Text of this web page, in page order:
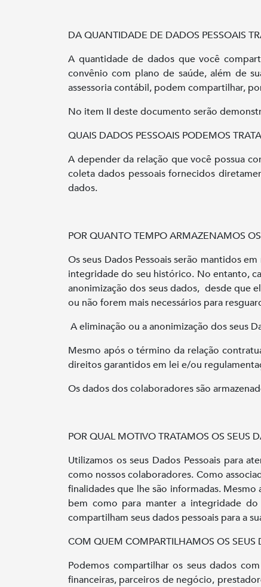
DA QUANTIDADE DE DADOS PESSOAIS
A quantidade de dados que você
convênio com plano de saúde, além de
assessoria contábil, podem compartilhar,
No item II deste documento serão
QUAIS DADOS PESSOAIS PODEMOS
A depender da relação que você possua
coleta dados pessoais fornecidos
dados.
POR QUANTO TEMPO ARMAZENAMOS
Os seus Dados Pessoais serão mantidos
integridade do seu histórico. No entanto,
anonimização dos seus dados, desde que
ou não forem mais necessários para
A eliminação ou a anonimização dos seus
Mesmo após o término da relação
direitos garantidos em lei e/ou
Os dados dos colaboradores são
POR QUAL MOTIVO TRATAMOS OS SEUS
Utilizamos os seus Dados Pessoais para
como nossos colaboradores. Como
finalidades que lhe são informadas.
bem como para manter a integridade
compartilham seus dados pessoais para a
COM QUEM COMPARTILHAMOS OS SEUS
Podemos compartilhar os seus dados
financeiras, parceiros de negócio,